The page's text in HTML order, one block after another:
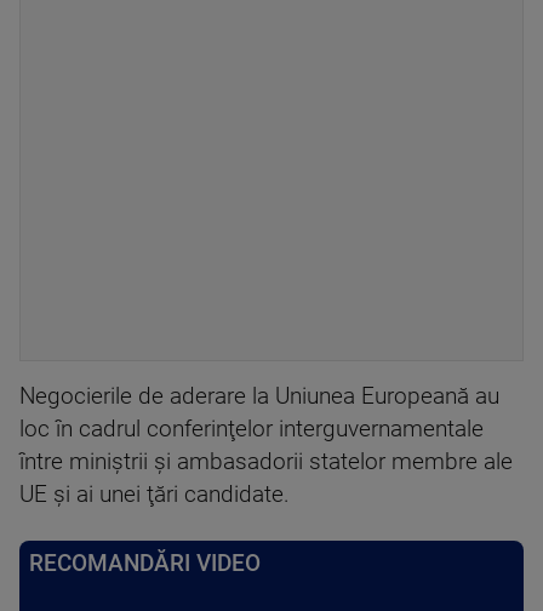
Negocierile de aderare la Uniunea Europeană au
loc în cadrul conferinţelor interguvernamentale
între miniştrii şi ambasadorii statelor membre ale
UE şi ai unei ţări candidate.
RECOMANDĂRI VIDEO